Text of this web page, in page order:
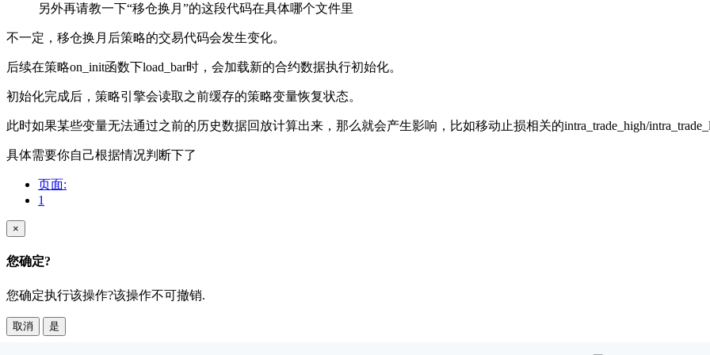
另外再请教一下“移仓换月”的这段代码在具体哪个文件里
不一定，移仓换月后策略的交易代码会发生变化。
后续在策略on_init函数下load_bar时，会加载新的合约数据执行初始化。
初始化完成后，策略引擎会读取之前缓存的策略变量恢复状态。
此时如果某些变量无法通过之前的历史数据回放计算出来，那么就会产生影响，比如移动止损相关的intra_trade_high/
具体需要你自己根据情况判断下了
页面:
1
×
您确定?
您确定执行该操作?该操作不可撤销.
取消 是